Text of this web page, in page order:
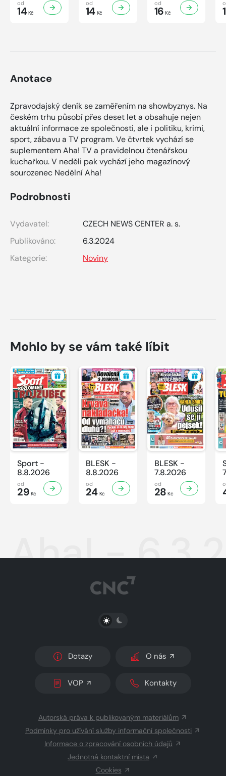
od
14Kč
od
14Kč
od
16 Kč
Anotace
Zpravodajský deník se zaměřením na showbyznys. Na
českém trhu působí přes deset let a obsahuje nejen
aktuální informace ze společnosti, ale i politiku, krimi,
sport, zábavu a TV program. Ve čtvrtek vychází se
suplementem Aha! TV a pravidelnou čtenářskou
kuchařkou. V neděli pak vychází jeho magazínový
sourozenec Nedělní Aha!
Podrobnosti
Vydavatel:
CZECH NEWS CENTER a. s.
Publikováno:
6.3.2024
Kategorie:
Noviny
Mohlo by se vám také líbit
Sport -
8.8.2026
od
29 Kč
BLESK -
8.8.2026
od
24Kč
BLESK -
7.8.2026
od
28 Kč
Aha! -
PŘEPNOUT SVĚTLÝ/TMAVÝ REŽIM
Dotazy O nás
VOP Kontakty
Autorská práva k publikovaným materiálům
Podmínky pro užívání služby informační společnosti
Informace o zpracování osobních údajů
Jednotná kontaktní místa
Cookies